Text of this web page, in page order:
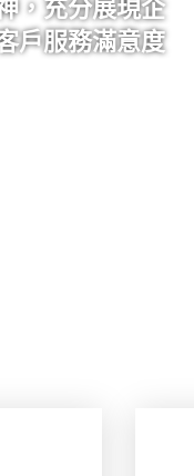
，充分展現企
戶服務滿意度